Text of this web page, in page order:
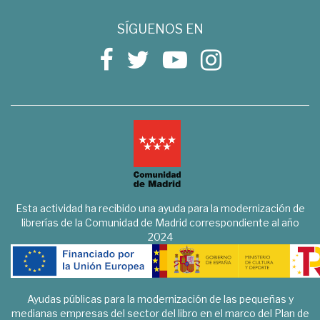
SÍGUENOS EN
Esta actividad ha recibido una ayuda para la modernización de
librerías de la Comunidad de Madrid correspondiente al año
2024
Ayudas públicas para la modernización de las pequeñas y
medianas empresas del sector del libro en el marco del Plan de